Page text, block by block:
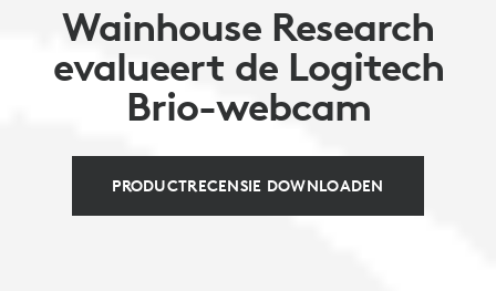
Wainhouse Research
evalueert de Logitech
Brio-webcam
PRODUCTRECENSIE DOWNLOADEN